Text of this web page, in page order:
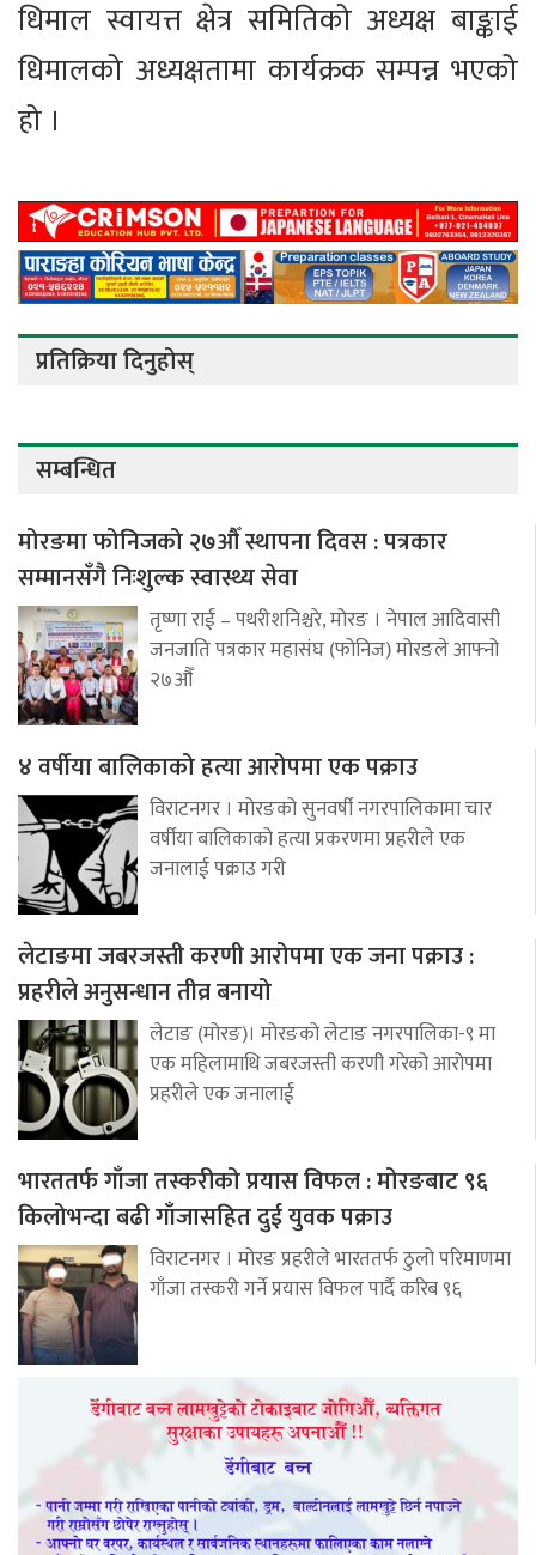
धिमाल स्वायत्त क्षेत्र समितिको अध्यक्ष बाङ्काई
धिमालको अध्यक्षतामा कार्यक्रक सम्पन्न भएको
हो ।
प्रतिक्रिया दिनुहोस्
सम्बन्धित
मोरङमा फोनिजको २७औँ स्थापना दिवस : पत्रकार
सम्मानसँगै निःशुल्क स्वास्थ्य सेवा
तृष्णा राई – पथरीशनिश्चरे, मोरङ । नेपाल आदिवासी
जनजाति पत्रकार महासंघ (फोनिज) मोरङले आफ्नो
२७औँ
४ वर्षीया बालिकाको हत्या आरोपमा एक पक्राउ
विराटनगर । मोरङको सुनवर्षी नगरपालिकामा चार
वर्षीया बालिकाको हत्या प्रकरणमा प्रहरीले एक
जनालाई पक्राउ गरी
लेटाङमा जबरजस्ती करणी आरोपमा एक जना पक्राउ :
प्रहरीले अनुसन्धान तीव्र बनायो
लेटाङ (मोरङ)। मोरङको लेटाङ नगरपालिका-९ मा
एक महिलामाथि जबरजस्ती करणी गरेको आरोपमा
प्रहरीले एक जनालाई
भारततर्फ गाँजा तस्करीको प्रयास विफल : मोरङबाट ९६
किलोभन्दा बढी गाँजासहित दुई युवक पक्राउ
विराटनगर । मोरङ प्रहरीले भारततर्फ ठुलो परिमाणमा
गाँजा तस्करी गर्ने प्रयास विफल पार्दै करिब ९६